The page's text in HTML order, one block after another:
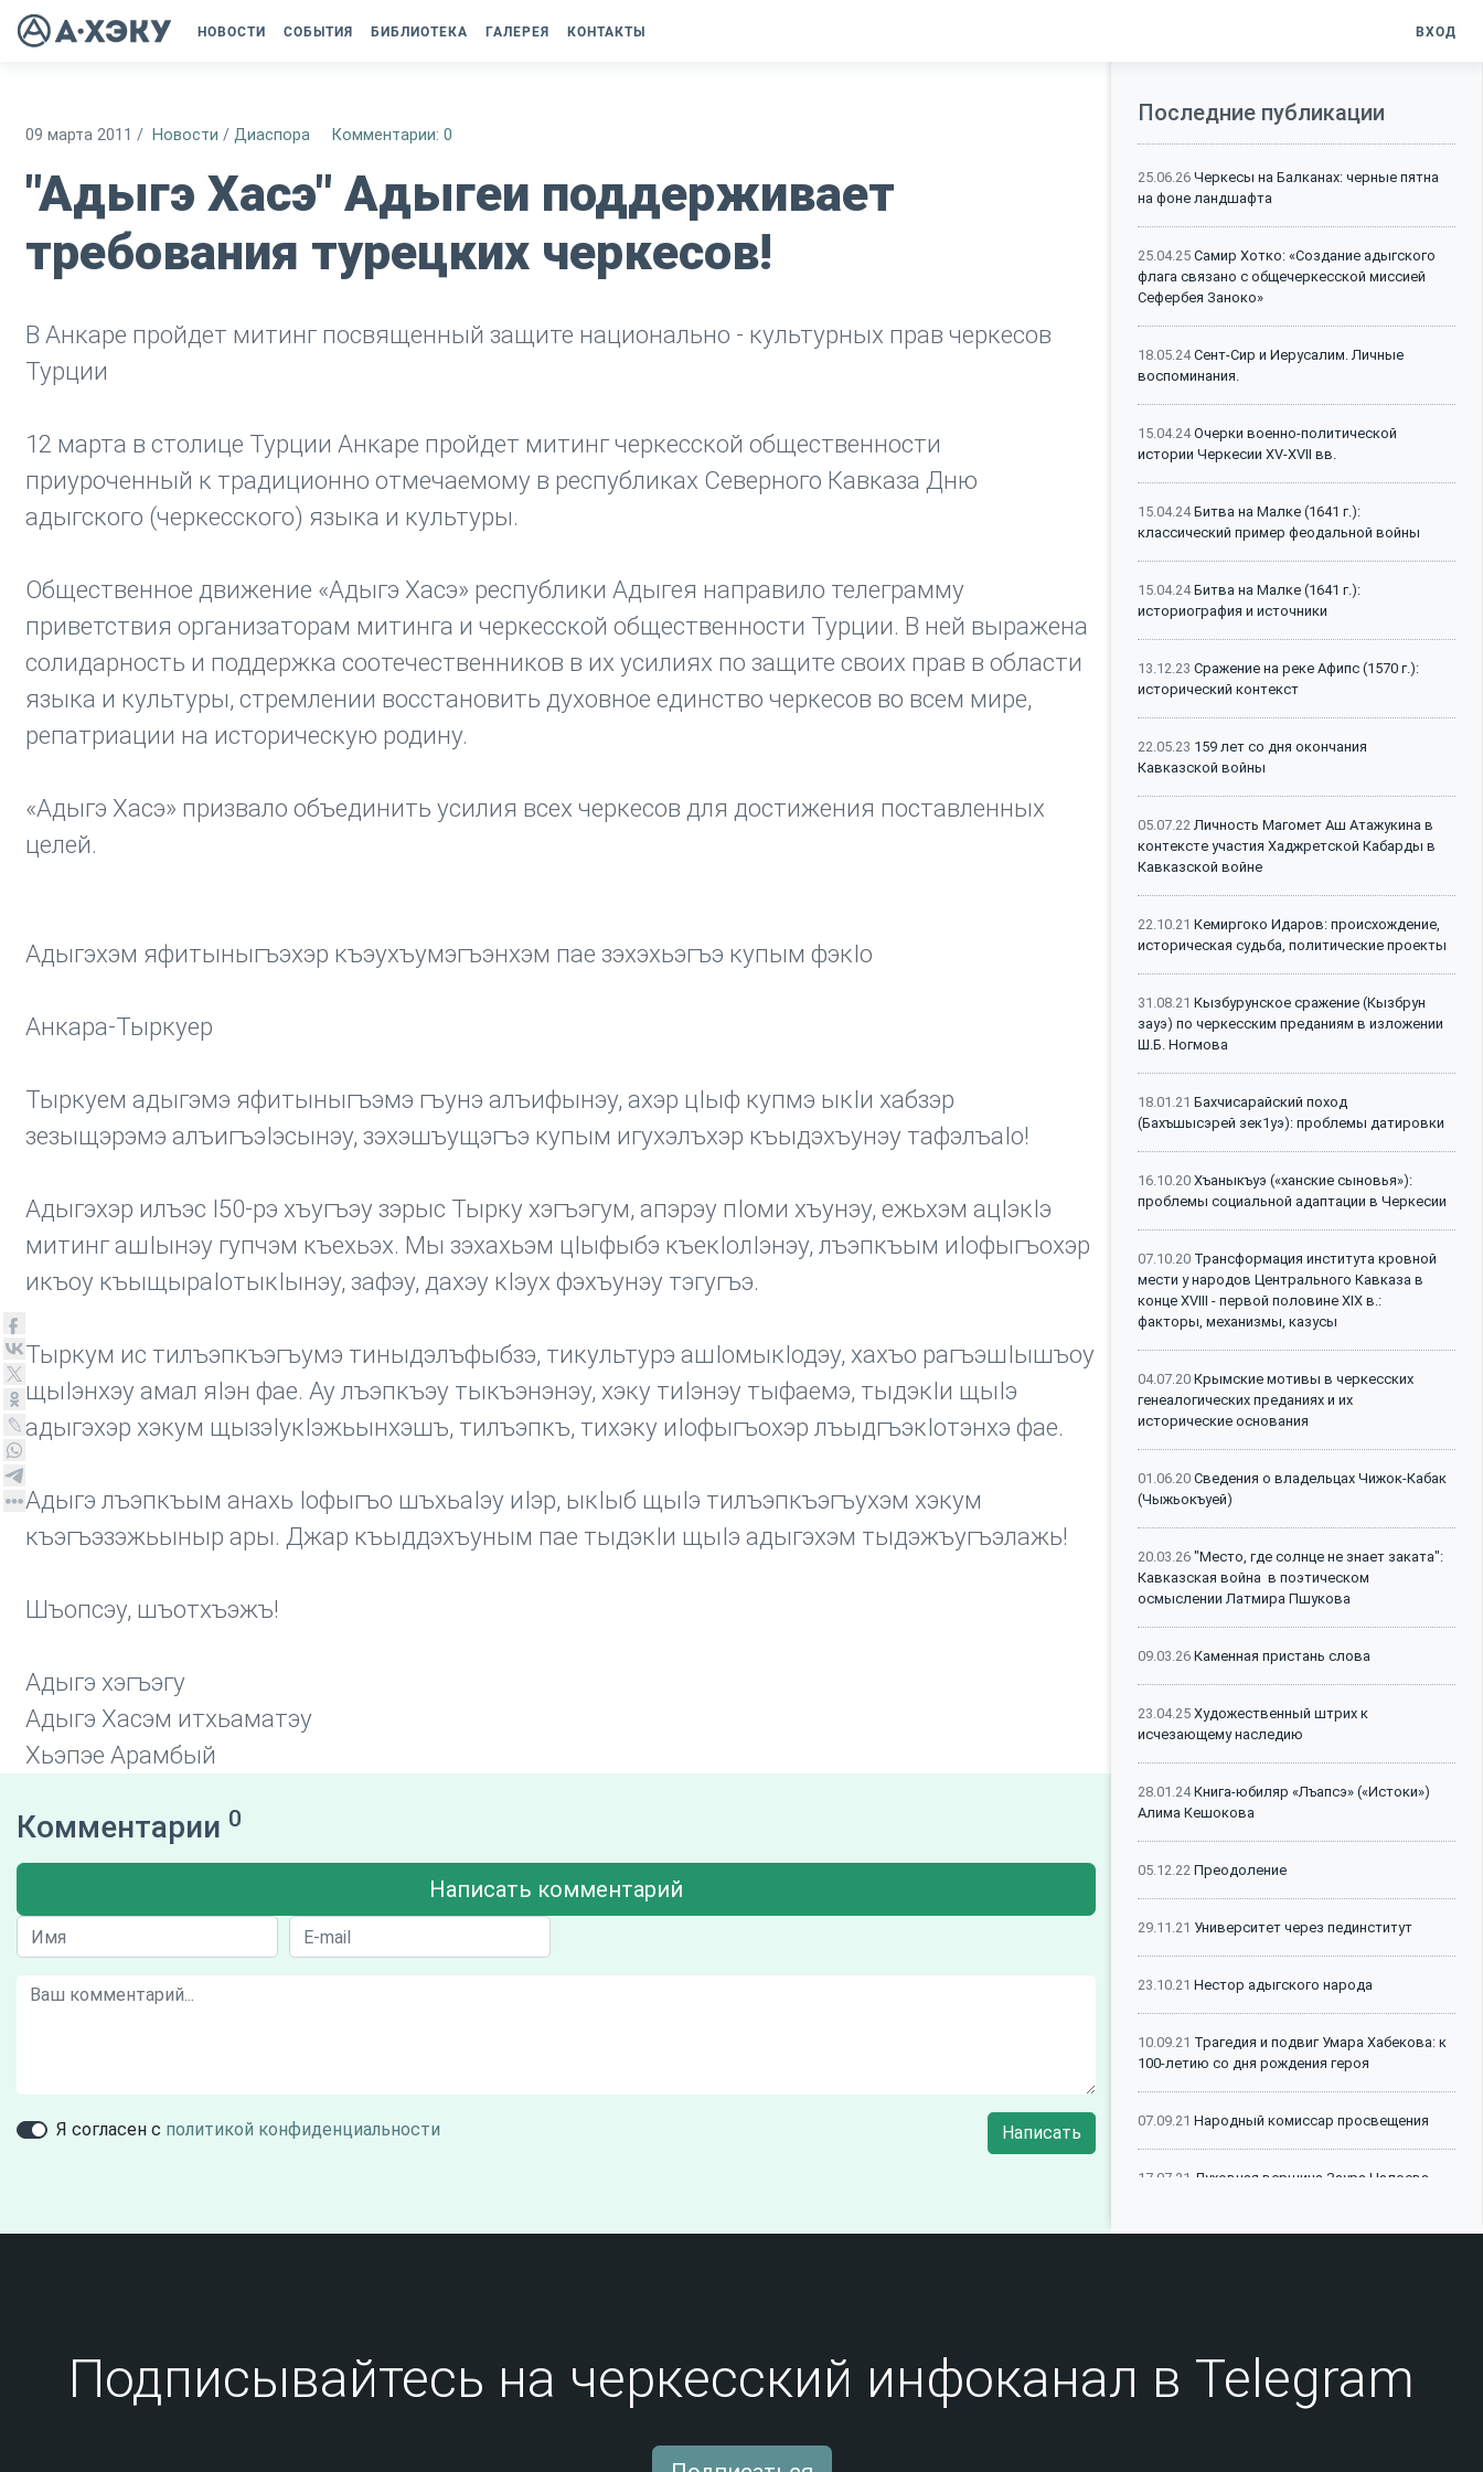
НОВОСТИ СОБЫТИЯ БИБЛИОТЕКА ГАЛЕРЕЯ КОНТАКТЫ ВХОД
09 марта 2011 / Новости / Диаспора Комментарии: 0
"Адыгэ Хасэ" Адыгеи поддерживает
требования турецких черкесов!
В Анкаре пройдет митинг посвященный защите национально - культурных прав черкесов
Турции
12 марта в столице Турции Анкаре пройдет митинг черкесской общественности
приуроченный к традиционно отмечаемому в республиках Северного Кавказа Дню
адыгского (черкесского) языка и культуры.
Общественное движение «Адыгэ Хасэ» республики Адыгея направило телеграмму
приветствия организаторам митинга и черкесской общественности Турции. В ней выражена
солидарность и поддержка соотечественников в их усилиях по защите своих прав в области
языка и культуры, стремлении восстановить духовное единство черкесов во всем мире,
репатриации на историческую родину.
«Адыгэ Хасэ» призвало объединить усилия всех черкесов для достижения поставленных
целей.
Адыгэхэм яфитыныгъэхэр къэухъумэгъэнхэм пае зэхэхьэгъэ купым фэкIо
Анкара-Тыркуер
Тыркуем адыгэмэ яфитыныгъэмэ гъунэ алъифынэу, ахэр цIыф купмэ ыкIи хабзэр
зезыщэрэмэ алъигъэIэсынэу, зэхэшъущэгъэ купым игухэлъхэр къыдэхъунэу тафэлъаIо!
Адыгэхэр илъэс I50-рэ хъугъэу зэрыс Тырку хэгъэгум, апэрэу пIоми хъунэу, ежьхэм ацIэкIэ
митинг ашIынэу гупчэм къехьэх. Мы зэхахьэм цIыфыбэ къекIолIэнэу, лъэпкъым иIофыгъохэр
икъоу къыщыраIотыкIынэу, зафэу, дахэу кIэух фэхъунэу тэгугъэ.
Тыркум ис тилъэпкъэгъумэ тиныдэлъфыбзэ, тикультурэ ашIомыкIодэу, хахъо рагъэшIышъоу
щыIэнхэу амал яIэн фае. Ау лъэпкъэу тыкъэнэнэу, хэку тиIэнэу тыфаемэ, тыдэкIи щыIэ
адыгэхэр хэкум щызэIукIэжьынхэшъ, тилъэпкъ, тихэку иIофыгъохэр лъыдгъэкIотэнхэ фае.
Адыгэ лъэпкъым анахь Iофыгъо шъхьаIэу иIэр, ыкIыб щыIэ тилъэпкъэгъухэм хэкум
къэгъэзэжьыныр ары. Джар къыддэхъуным пае тыдэкIи щыIэ адыгэхэм тыдэжъугъэлажь!
Шъопсэу, шъотхъэжъ!
Адыгэ хэгъэгу
Адыгэ Хасэм итхьаматэу
Хьэпэе Арамбый
Комментарии 0
Написать комментарий
Я согласен с политикой конфиденциальности Написать
Последние публикации
25.06.26 Черкесы на Балканах: черные пятна
на фоне ландшафта
25.04.25 Самир Хотко: «Создание адыгского
флага связано с общечеркесской миссией
Сефербея Заноко»
18.05.24Сент-Сир и Иерусалим. Личные
воспоминания.
15.04.24Очерки военно-политической
истории Черкесии XV-XVII вв.
15.04.24Битва на Малке (1641 г.):
классический пример феодальной войны
15.04.24Битва на Малке (1641 г.):
историография и источники
13.12.23 Сражение на реке Афипс (1570 г.):
исторический контекст
22.05.23 159 лет со дня окончания
Кавказской войны
05.07.22 Личность Магомет Аш Атажукина в
контексте участия Хаджретской Кабарды в
Кавказской войне
22.10.21 Кемиргоко Идаров: происхождение,
историческая судьба, политические проекты
31.08.21 Кызбурунское сражение (Кызбрун
зауэ) по черкесским преданиям в изложении
Ш.Б. Ногмова
18.01.21 Бахчисарайский поход
(Бахъшысэрей зек1уэ): проблемы датировки
16.10.20 Хъаныкъуэ («ханские сыновья»):
проблемы социальной адаптации в Черкесии
07.10.20 Трансформация института кровной
мести у народов Центрального Кавказа в
конце XVIII - первой половине XIX в.:
факторы, механизмы, казусы
04.07.20 Крымские мотивы в черкесских
генеалогических преданиях и их
исторические основания
01.06.20 Сведения о владельцах Чижок-Кабак
(Чыжьокъуей)
20.03.26 "Место, где солнце не знает заката":
Кавказская война в поэтическом
осмыслении Латмира Пшукова
09.03.26 Каменная пристань слова
23.04.25 Художественный штрих к
исчезающему наследию
28.01.24Книга-юбиляр «Лъапсэ» («Истоки»)
Алима Кешокова
05.12.22 Преодоление
29.11.21 Университет через пединститут
23.10.21 Нестор адыгского народа
10.09.21 Трагедия и подвиг Умара Хабекова: к
100-летию со дня рождения героя
07.09.21 Народный комиссар просвещения
17.07.21 Духовная вершина Заура Налоева
12.05.21Творец оттисков времени
14.01.21 Исполненный долг Кадыра Натхо
Подписывайтесь на черкесский инфоканал в Telegram